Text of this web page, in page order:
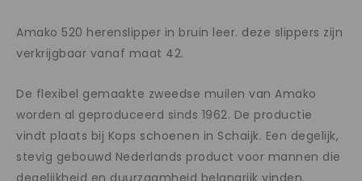
Amako 520 herenslipper in bruin leer. deze slippers zijn
verkrijgbaar vanaf maat 42.
De flexibel gemaakte zweedse muilen van Amako
worden al geproduceerd sinds 1962. De productie
vindt plaats bij Kops schoenen in Schaijk. Een degelijk,
stevig gebouwd Nederlands product voor mannen die